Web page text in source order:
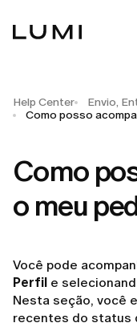
Help Center
Envio,
Como posso
Como
o meu
Você pode
Perfil e
Nesta seção, você
recentes do status